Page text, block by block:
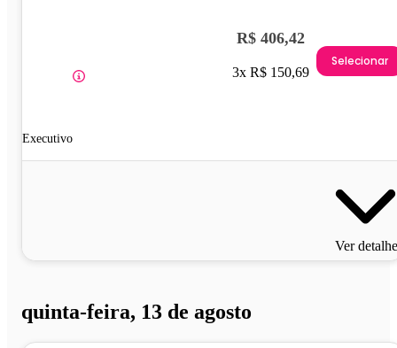
Executivo
R$ 406,42
3x R$ 150,69
Selecionar
Ver
quinta-feira, 13 de agosto